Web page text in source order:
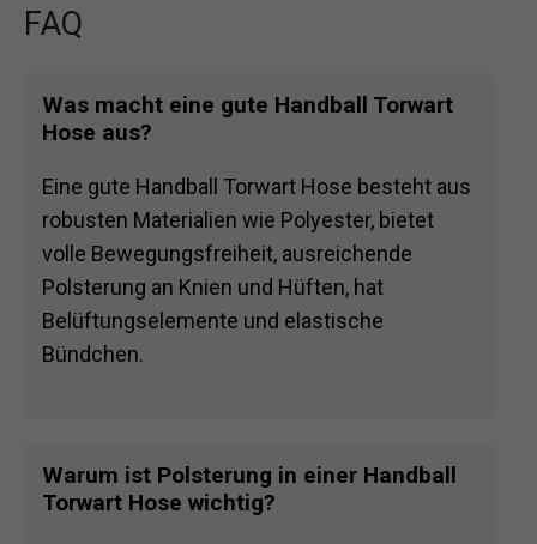
FAQ
Was macht eine gute Handball Torwart
Hose aus?
Eine gute Handball Torwart Hose besteht aus
robusten Materialien wie Polyester, bietet
volle Bewegungsfreiheit, ausreichende
Polsterung an Knien und Hüften, hat
Belüftungselemente und elastische
Bündchen.
Warum ist Polsterung in einer Handball
Torwart Hose wichtig?